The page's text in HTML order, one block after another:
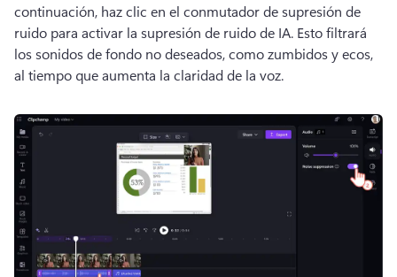
continuación, haz clic en el conmutador de supresión de
ruido para activar la supresión de ruido de IA. Esto filtrará
los sonidos de fondo no deseados, como zumbidos y ecos,
al tiempo que aumenta la claridad de la voz.